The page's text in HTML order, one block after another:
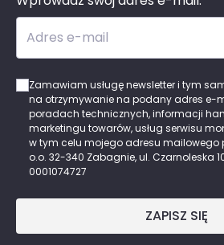
Adres e-mail
Zamawiam usługę newsletter i tym
na otrzymywanie na podany adres e-
poradach technicznych, informacji
marketingu towarów, usług serwisu
w tym celu mojego adresu mailowego
o.o. 32-340 Zabagnie, ul. Czarnoleska
0001074727
ZAPISZ SIĘ